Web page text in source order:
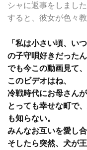
シャに返事をしました
すると、彼女が色々
「私は小さい頃、い
の子守唄好きだったん
でも今この動画見て
このビデオはね、
冷戦時代にお母さん
とっても幸せな町で
も知らない。
みんなお互いを愛し合
そしたら突然、犬が